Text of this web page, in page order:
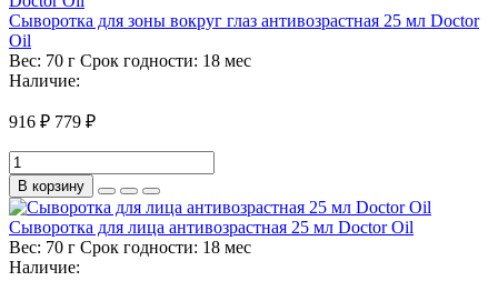
Сыворотка для зоны вокруг глаз антивозрастная 25 мл Doctor
Oil
Вес: 70 г Срок годности: 18 мес
Наличие:
916 ₽ 779 ₽
В корзину
Сыворотка для лица антивозрастная 25 мл Doctor Oil
Вес: 70 г Срок годности: 18 мес
Наличие: